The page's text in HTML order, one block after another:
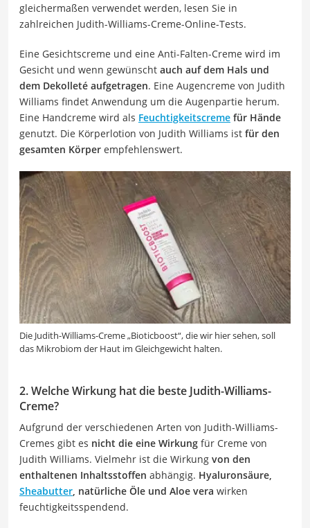
gleichermaßen verwendet werden, lesen Sie in
zahlreichen Judith-Williams-Creme-Online-Tests.
Eine Gesichtscreme und eine Anti-Falten-Creme wird im
Gesicht und wenn gewünscht auch auf dem Hals und
dem Dekolleté aufgetragen. Eine Augencreme von Judith
Williams findet Anwendung um die Augenpartie herum.
Eine Handcreme wird als Feuchtigkeitscreme für Hände
genutzt. Die Körperlotion von Judith Williams ist für den
gesamten Körper empfehlenswert.
Die Judith-Williams-Creme „Bioticboost“, die wir hier sehen, soll
das Mikrobiom der Haut im Gleichgewicht halten.
2. Welche Wirkung hat die beste Judith-Williams-
Creme?
Aufgrund der verschiedenen Arten von Judith-Williams-
Cremes gibt es nicht die eine Wirkung für Creme von
Judith Williams. Vielmehr ist die Wirkung von den
enthaltenen Inhaltsstoffen abhängig. Hyaluronsäure,
Sheabutter, natürliche Öle und Aloe vera wirken
feuchtigkeitsspendend.